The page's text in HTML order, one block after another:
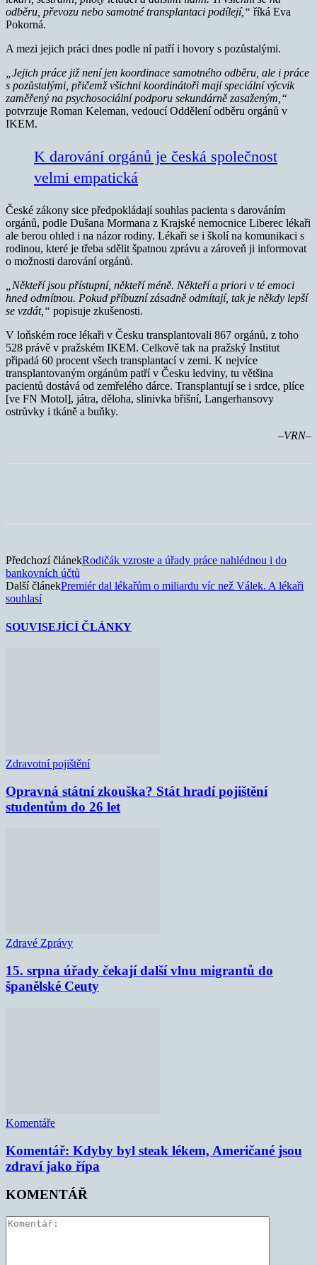
odběru, převozu nebo samotné transplantaci podílejí,“ říká Eva
Pokorná.
A mezi jejich práci dnes podle ní patří i hovory s pozůstalými.
„Jejich práce již není jen koordinace samotného odběru, ale i práce
s pozůstalými, přičemž všichni koordinátoři mají speciální výcvik
zaměřený na psychosociální podporu sekundárně zasaženým,“
potvrzuje Roman Keleman, vedoucí Oddělení odběru orgánů v
IKEM.
K darování orgánů je česká společnost
velmi empatická
České zákony sice předpokládají souhlas pacienta s darováním
orgánů, podle Dušana Mormana z Krajské nemocnice Liberec lékaři
ale berou ohled i na názor rodiny. Lékaři se i školí na komunikaci s
rodinou, které je třeba sdělit špatnou zprávu a zároveň ji informovat
o možnosti darování orgánů.
„Někteří jsou přístupní, někteří méně. Někteří a priori v té emoci
hned odmítnou. Pokud příbuzní zásadně odmítají, tak je někdy lepší
se vzdát,“ popisuje zkušenosti.
V loňském roce lékaři v Česku transplantovali 867 orgánů, z toho
528 právě v pražském IKEM. Celkově tak na pražský Institut
připadá 60 procent všech transplantací v zemi. K nejvíce
transplantovaným orgánům patří v Česku ledviny, tu většina
pacientů dostává od zemřelého dárce. Transplantují se i srdce, plíce
[ve FN Motol], játra, děloha, slinivka břišní, Langerhansovy
ostrůvky i tkáně a buňky.
–VRN–
Předchozí článekRodičák vzroste a úřady práce nahlédnou i do
bankovních účtů
Další článekPremiér dal lékařům o miliardu víc než Válek. A lékaři
souhlasí
SOUVISEJÍCÍ ČLÁNKY
Zdravotní pojištění
Opravná státní zkouška? Stát hradí pojištění
studentům do 26 let
Zdravé Zprávy
15. srpna úřady čekají další vlnu migrantů do
španělské Ceuty
Komentáře
Komentář: Kdyby byl steak lékem, Američané jsou
zdraví jako řípa
KOMENTÁŘ